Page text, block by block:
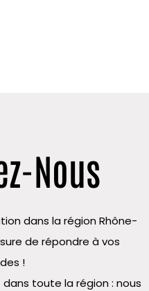
Nous
dans la région Rhône-
de répondre à vos
!
toute la région : nous